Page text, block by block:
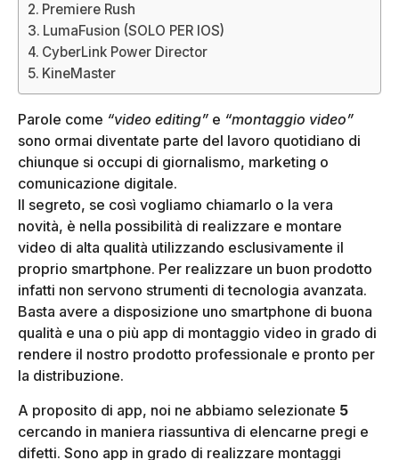
Premiere Rush
LumaFusion (SOLO PER IOS)
CyberLink Power Director
KineMaster
Parole come “video editing” e “montaggio video”
sono ormai diventate parte del lavoro quotidiano di
chiunque si occupi di giornalismo, marketing o
comunicazione digitale.
Il segreto, se così vogliamo chiamarlo o la vera
novità, è nella possibilità di realizzare e montare
video di alta qualità utilizzando esclusivamente il
proprio smartphone. Per realizzare un buon prodotto
infatti non servono strumenti di tecnologia avanzata.
Basta avere a disposizione uno smartphone di buona
qualità e una o più app di montaggio video in grado di
rendere il nostro prodotto professionale e pronto per
la distribuzione.
A proposito di app, noi ne abbiamo selezionate 5
cercando in maniera riassuntiva di elencarne pregi e
difetti. Sono app in grado di realizzare montaggi